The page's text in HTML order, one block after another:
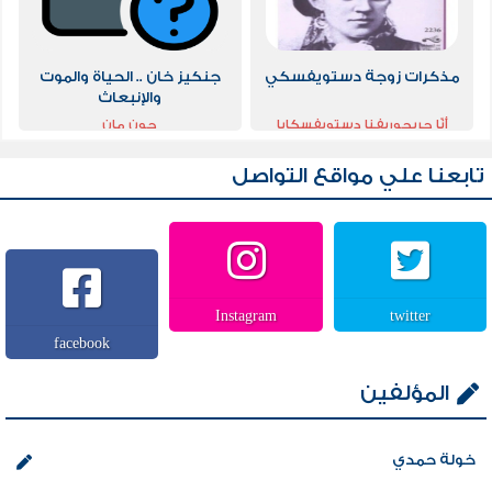
مذكرات زوجة دستويفسكي
أنّا جريجوريفنا دستويفسكايا
جنكيز خان .. الحياة والموت
والإنبعاث
جون مان
تابعنا علي مواقع التواصل
twitter
Instagram
facebook
المؤلفين
خولة حمدي